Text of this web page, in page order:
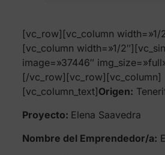
[vc_row][vc_column width=»1/
[vc_column width=»1/
image=»37446″
[/vc_row][vc_row][vc_column]
[vc_column_text]Origen:
Proyecto: Elena Saavedra
Nombre del Emprendedor/a: